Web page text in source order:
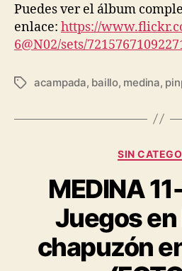
Puedes ver el álbum
enlace: https://
6@N02/sets/
acampada, baillo, medina,
SIN
MEDINA
Juegos en
chapuzón